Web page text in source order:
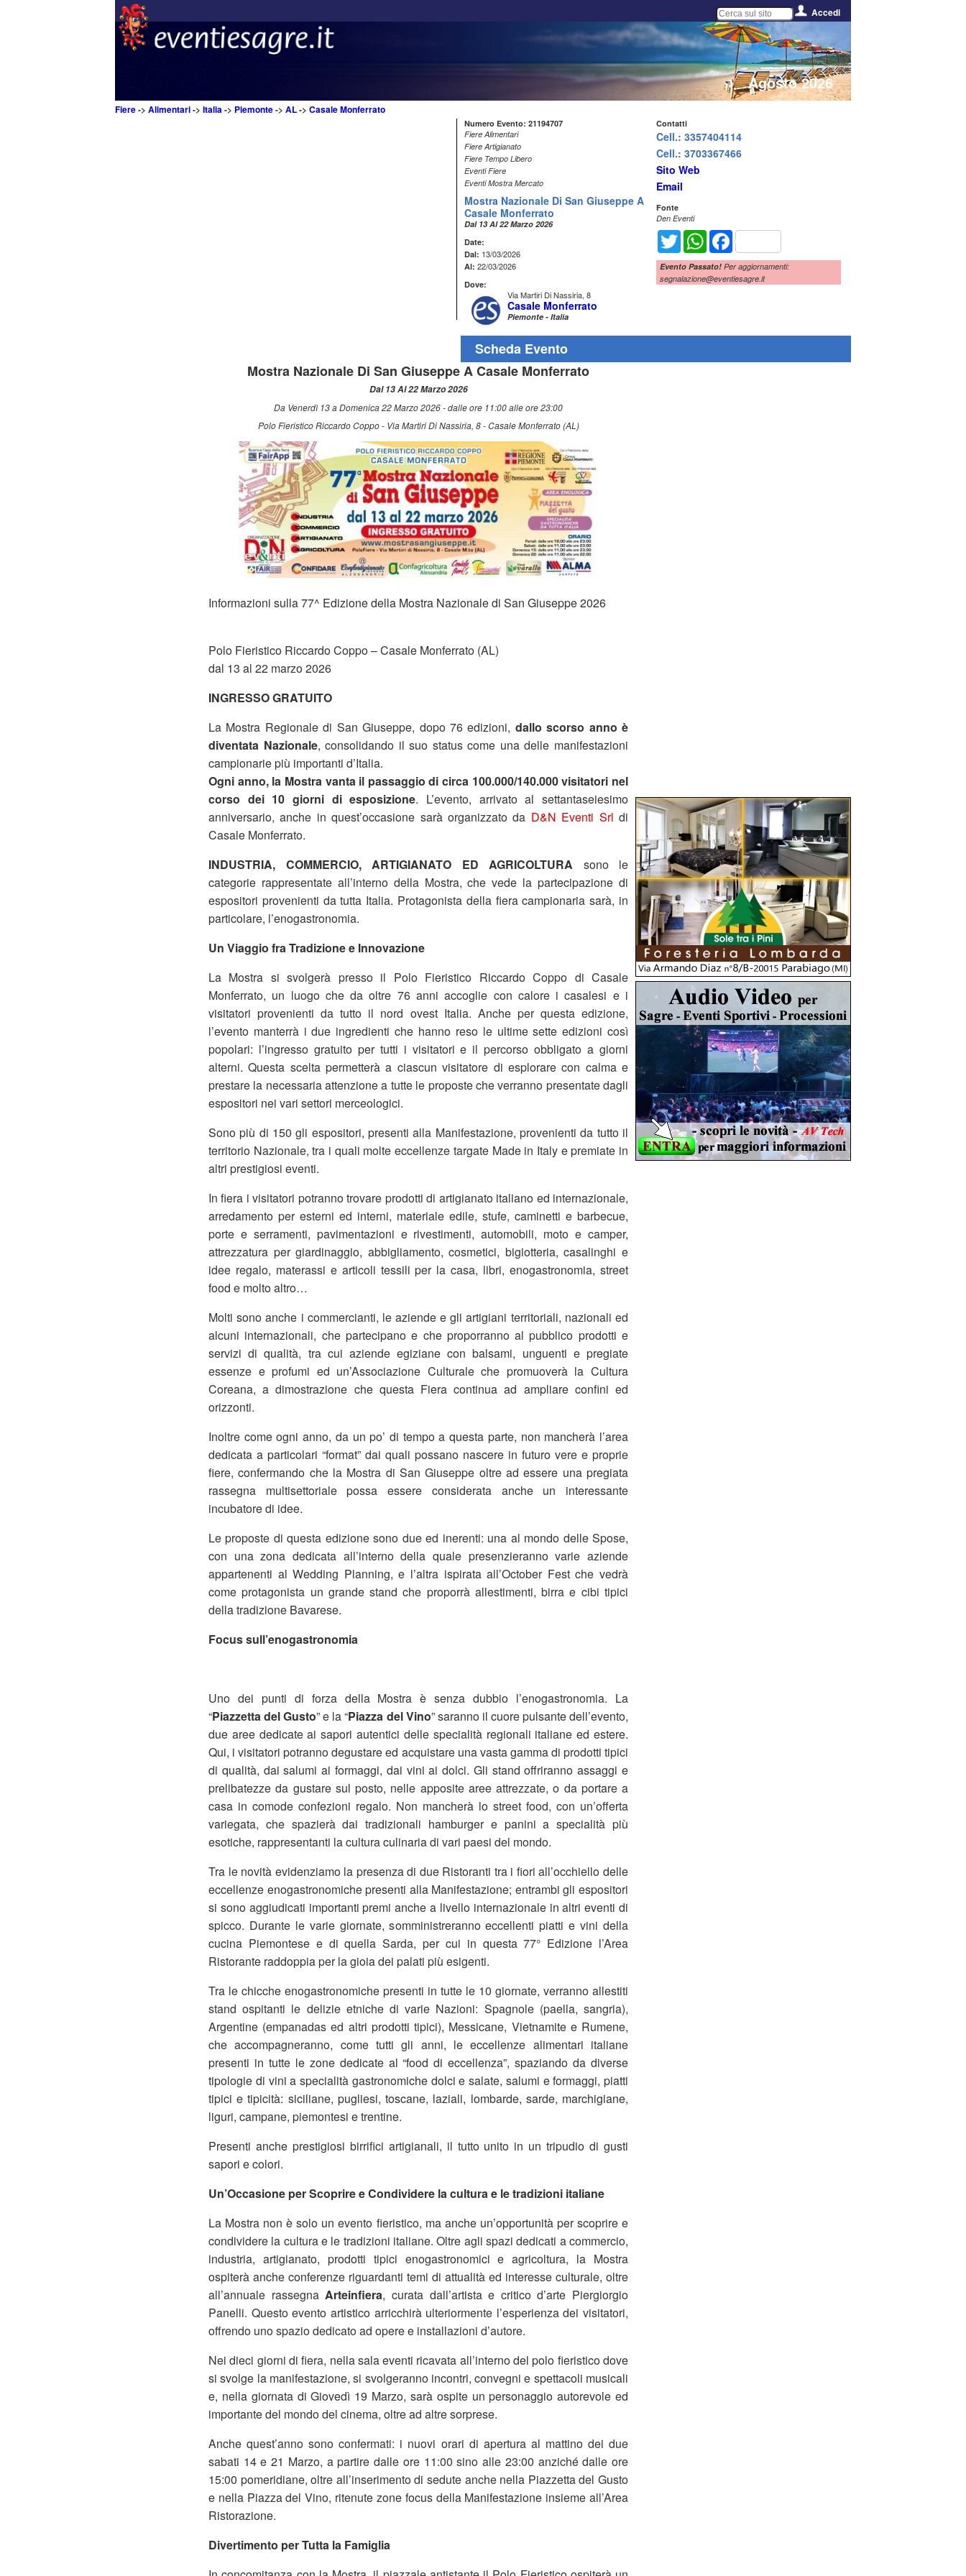
Accedi
Agosto 2026
Fiere-> Alimentari-> Italia-> Piemonte-> AL-> Casale Monferrato
Numero Evento: 21194707
Fiere Alimentari
Fiere Artigianato
Fiere Tempo Libero
Eventi Fiere
Eventi Mostra Mercato
Mostra Nazionale Di San Giuseppe A
Casale Monferrato
Dal 13 Al 22 Marzo 2026
Date:
Dal: 13/03/2026
Al: 22/03/2026
Dove:
Via Martiri Di Nassiria, 8
Casale Monferrato
Piemonte - Italia
Contatti
Cell.: 3357404114
Cell.: 3703367466
Sito Web
Email
Fonte
Den Eventi
Twitter WhatsAppFacebook
Evento Passato! Per aggiornamenti:
segnalazione@eventiesagre.it
Scheda Evento
Mostra Nazionale Di San Giuseppe A Casale Monferrato
Dal 13 Al 22 Marzo 2026
Da Venerdì 13 a Domenica 22 Marzo 2026 - dalle ore 11:00 alle ore 23:00
Polo Fieristico Riccardo Coppo - Via Martiri Di Nassiria, 8 - Casale Monferrato (AL)
Informazioni sulla 77^ Edizione della Mostra Nazionale di San Giuseppe 2026
Polo Fieristico Riccardo Coppo – Casale Monferrato (AL)
dal 13 al 22 marzo 2026
INGRESSO GRATUITO
La Mostra Regionale di San Giuseppe, dopo 76 edizioni, dallo scorso anno è
diventata Nazionale, consolidando il suo status come una delle manifestazioni
campionarie più importanti d’Italia.
Ogni anno, la Mostra vanta il passaggio di circa 100.000/140.000 visitatori nel
corso dei 10 giorni di esposizione. L’evento, arrivato al settantaseiesimo
anniversario, anche in quest’occasione sarà organizzato da D&N Eventi Srl di
Casale Monferrato.
INDUSTRIA, COMMERCIO, ARTIGIANATO ED AGRICOLTURA sono le
categorie rappresentate all’interno della Mostra, che vede la partecipazione di
espositori provenienti da tutta Italia. Protagonista della fiera campionaria sarà, in
particolare, l’enogastronomia.
Un Viaggio fra Tradizione e Innovazione
La Mostra si svolgerà presso il Polo Fieristico Riccardo Coppo di Casale
Monferrato, un luogo che da oltre 76 anni accoglie con calore i casalesi e i
visitatori provenienti da tutto il nord ovest Italia. Anche per questa edizione,
l’evento manterrà i due ingredienti che hanno reso le ultime sette edizioni così
popolari: l’ingresso gratuito per tutti i visitatori e il percorso obbligato a giorni
alterni. Questa scelta permetterà a ciascun visitatore di esplorare con calma e
prestare la necessaria attenzione a tutte le proposte che verranno presentate dagli
espositori nei vari settori merceologici.
Sono più di 150 gli espositori, presenti alla Manifestazione, provenienti da tutto il
territorio Nazionale, tra i quali molte eccellenze targate Made in Italy e premiate in
altri prestigiosi eventi.
In fiera i visitatori potranno trovare prodotti di artigianato italiano ed internazionale,
arredamento per esterni ed interni, materiale edile, stufe, caminetti e barbecue,
porte e serramenti, pavimentazioni e rivestimenti, automobili, moto e camper,
attrezzatura per giardinaggio, abbigliamento, cosmetici, bigiotteria, casalinghi e
idee regalo, materassi e articoli tessili per la casa, libri, enogastronomia, street
food e molto altro…
Molti sono anche i commercianti, le aziende e gli artigiani territoriali, nazionali ed
alcuni internazionali, che partecipano e che proporranno al pubblico prodotti e
servizi di qualità, tra cui aziende egiziane con balsami, unguenti e pregiate
essenze e profumi ed un’Associazione Culturale che promuoverà la Cultura
Coreana, a dimostrazione che questa Fiera continua ad ampliare confini ed
orizzonti.
Inoltre come ogni anno, da un po’ di tempo a questa parte, non mancherà l’area
dedicata a particolari “format” dai quali possano nascere in futuro vere e proprie
fiere, confermando che la Mostra di San Giuseppe oltre ad essere una pregiata
rassegna multisettoriale possa essere considerata anche un interessante
incubatore di idee.
Le proposte di questa edizione sono due ed inerenti: una al mondo delle Spose,
con una zona dedicata all’interno della quale presenzieranno varie aziende
appartenenti al Wedding Planning, e l’altra ispirata all’October Fest che vedrà
come protagonista un grande stand che proporrà allestimenti, birra e cibi tipici
della tradizione Bavarese.
Focus sull’enogastronomia
Uno dei punti di forza della Mostra è senza dubbio l’enogastronomia. La
“Piazzetta del Gusto” e la “Piazza del Vino” saranno il cuore pulsante dell’evento,
due aree dedicate ai sapori autentici delle specialità regionali italiane ed estere.
Qui, i visitatori potranno degustare ed acquistare una vasta gamma di prodotti tipici
di qualità, dai salumi ai formaggi, dai vini ai dolci. Gli stand offriranno assaggi e
prelibatezze da gustare sul posto, nelle apposite aree attrezzate, o da portare a
casa in comode confezioni regalo. Non mancherà lo street food, con un’offerta
variegata, che spazierà dai tradizionali hamburger e panini a specialità più
esotiche, rappresentanti la cultura culinaria di vari paesi del mondo.
Tra le novità evidenziamo la presenza di due Ristoranti tra i fiori all’occhiello delle
eccellenze enogastronomiche presenti alla Manifestazione; entrambi gli espositori
si sono aggiudicati importanti premi anche a livello internazionale in altri eventi di
spicco. Durante le varie giornate, somministreranno eccellenti piatti e vini della
cucina Piemontese e di quella Sarda, per cui in questa 77° Edizione l’Area
Ristorante raddoppia per la gioia dei palati più esigenti.
Tra le chicche enogastronomiche presenti in tutte le 10 giornate, verranno allestiti
stand ospitanti le delizie etniche di varie Nazioni: Spagnole (paella, sangria),
Argentine (empanadas ed altri prodotti tipici), Messicane, Vietnamite e Rumene,
che accompagneranno, come tutti gli anni, le eccellenze alimentari italiane
presenti in tutte le zone dedicate al “food di eccellenza”, spaziando da diverse
tipologie di vini a specialità gastronomiche dolci e salate, salumi e formaggi, piatti
tipici e tipicità: siciliane, pugliesi, toscane, laziali, lombarde, sarde, marchigiane,
liguri, campane, piemontesi e trentine.
Presenti anche prestigiosi birrifici artigianali, il tutto unito in un tripudio di gusti
sapori e colori.
Un’Occasione per Scoprire e Condividere la cultura e le tradizioni italiane
La Mostra non è solo un evento fieristico, ma anche un’opportunità per scoprire e
condividere la cultura e le tradizioni italiane. Oltre agli spazi dedicati a commercio,
industria, artigianato, prodotti tipici enogastronomici e agricoltura, la Mostra
ospiterà anche conferenze riguardanti temi di attualità ed interesse culturale, oltre
all’annuale rassegnaArteinfiera, curata dall’artista e critico d’arte Piergiorgio
Panelli. Questo evento artistico arricchirà ulteriormente l’esperienza dei visitatori,
offrendo uno spazio dedicato ad opere e installazioni d’autore.
Nei dieci giorni di fiera, nella sala eventi ricavata all’interno del polo fieristico dove
si svolge la manifestazione, si svolgeranno incontri, convegni e spettacoli musicali
e, nella giornata di Giovedì 19 Marzo, sarà ospite un personaggio autorevole ed
importante del mondo del cinema, oltre ad altre sorprese.
Anche quest’anno sono confermati: i nuovi orari di apertura al mattino dei due
sabati 14 e 21 Marzo, a partire dalle ore 11:00 sino alle 23:00 anziché dalle ore
15:00 pomeridiane, oltre all’inserimento di sedute anche nella Piazzetta del Gusto
e nella Piazza del Vino, ritenute zone focus della Manifestazione insieme all’Area
Ristorazione.
Divertimento per Tutta la Famiglia